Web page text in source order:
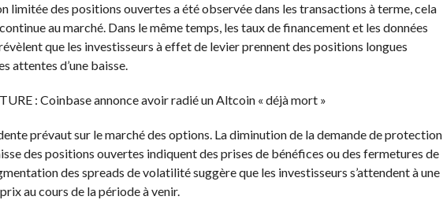
limitée des positions ouvertes a été observée dans les transactions à terme, cela
au marché. Dans le même temps, les taux de financement et les données
que les investisseurs à effet de levier prennent des positions longues
attentes d’une baisse.
: Coinbase annonce avoir radié un Altcoin « déjà mort »
prévaut sur le marché des options. La diminution de la demande de protection
des positions ouvertes indiquent des prises de bénéfices ou des fermetures de
des spreads de volatilité suggère que les investisseurs s’attendent à une
au cours de la période à venir.